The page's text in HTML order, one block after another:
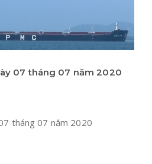
07 tháng 07 năm 2020
tháng 07 năm 2020